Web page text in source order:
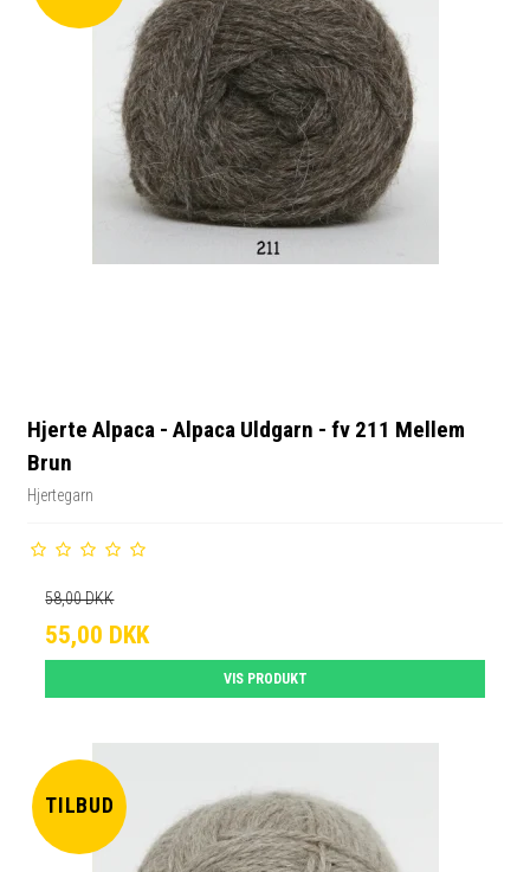
Hjerte Alpaca - Alpaca Uldgarn - fv 211 Mellem
Brun
Hjertegarn
58,00 DKK
55,00 DKK
VIS PRODUKT
TILBUD